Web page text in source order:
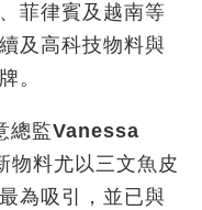
菲律賓及越南等
及高科技物料與
。
總監Vanessa
物料尤以三文魚皮
為吸引，並已與